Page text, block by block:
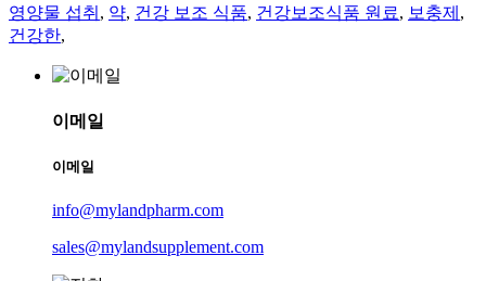
영양물 섭취 , 약, 건강 보조 식품, 건강보조식품 원료, 보충제 ,
건강한,
이메일
이메일
info@mylandpharm.com
sales@mylandsupplement.com